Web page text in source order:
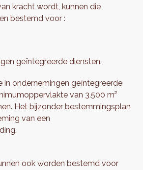
kracht wordt, kunnen die
bestemd voor :
geïntegreerde diensten.
in ondernemingen geïntegreerde
van 3.500 m²
Het bijzonder bestemmingsplan
van een
ook worden bestemd voor